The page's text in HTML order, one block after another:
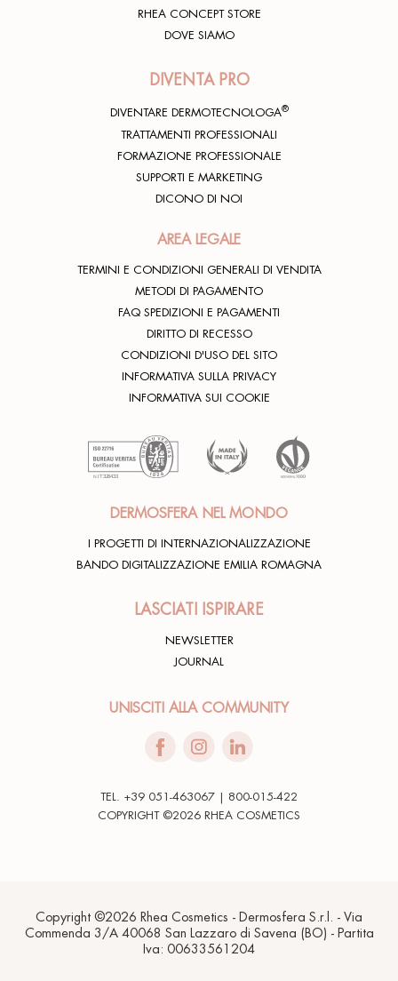
RHEA CONCEPT STORE
DOVE SIAMO
DIVENTA PRO
DIVENTARE DERMOTECNOLOGA®
TRATTAMENTI PROFESSIONALI
FORMAZIONE PROFESSIONALE
SUPPORTI E MARKETING
DICONO DI NOI
AREA LEGALE
TERMINI E CONDIZIONI GENERALI DI VENDITA
METODI DI PAGAMENTO
FAQ SPEDIZIONI E PAGAMENTI
DIRITTO DI RECESSO
CONDIZIONI D'USO DEL SITO
INFORMATIVA SULLA PRIVACY
INFORMATIVA SUI COOKIE
DERMOSFERA NEL MONDO
I PROGETTI DI INTERNAZIONALIZZAZIONE
BANDO DIGITALIZZAZIONE EMILIA ROMAGNA
LASCIATI ISPIRARE
NEWSLETTER
JOURNAL
UNISCITI ALLA COMMUNITY
TEL. +39 051-463067 | 800-015-422
COPYRIGHT ©2026 RHEA COSMETICS
Copyright ©2026 Rhea Cosmetics - Dermosfera S.r.l. - Via
Commenda 3/A 40068 San Lazzaro di Savena (BO) - Partita
Iva: 00633561204